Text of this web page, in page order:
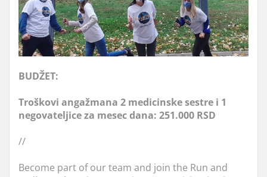
BUDŽET:
Troškovi angažmana 2 medicinske sestre i 1
negovateljice za mesec dana: 251.000 RSD
//
Become part of our team and join the Run and